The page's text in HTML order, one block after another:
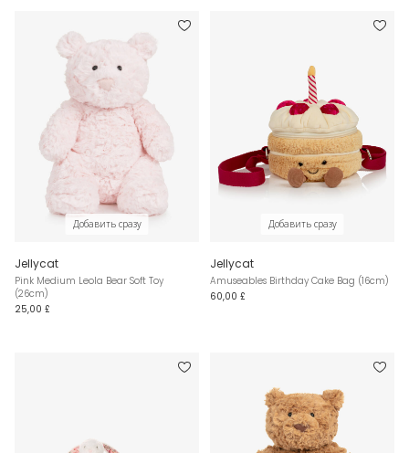
Добавить сразу
Jellycat
Pink Medium Leola Bear Soft Toy
(26cm)
25,00 £
Добавить сразу
Jellycat
Amuseables Birthday Cake Bag (16cm)
60,00 £